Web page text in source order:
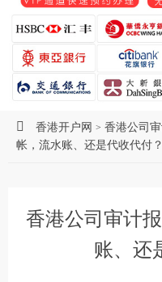
香港开户网 > 香港公司
帐，流水账、还是代收代付？
香港公司审计
账、还